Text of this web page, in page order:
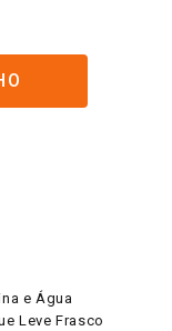
e Água
Leve Frasco